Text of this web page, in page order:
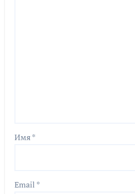
Имя*
Email *